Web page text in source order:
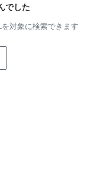
でした
対象に検索できます